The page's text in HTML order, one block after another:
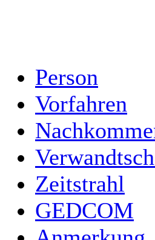
Person
Vorfahren
Zeitstrahl
GEDCOM